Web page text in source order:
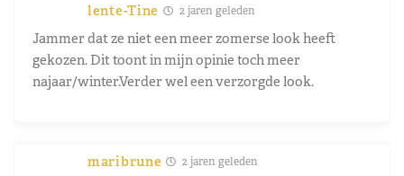
lente-Tine 2 jaren geleden
Jammer dat ze niet een meer zomerse look heeft
gekozen. Dit toont in mijn opinie toch meer
najaar/winter.Verder wel een verzorgde look.
maribrune 2 jaren geleden